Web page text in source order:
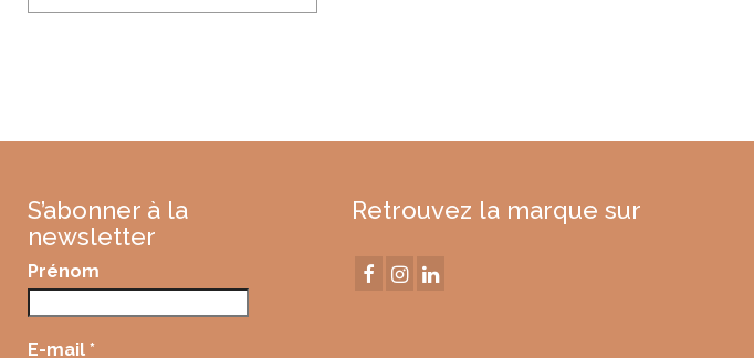
S’abonner à la
newsletter
Prénom
E-mail *
Retrouvez la marque sur